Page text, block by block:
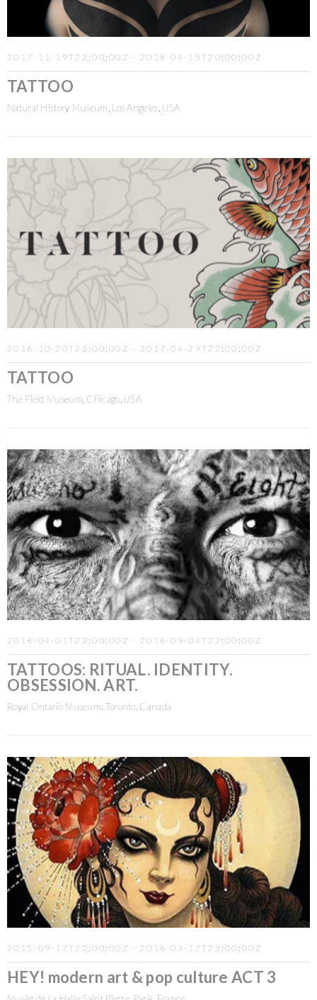
2017-11-19T22:00:00Z - 2018-04-15T20:00:00Z
TATTOO
Natural History Museum, Los Angeles, USA
2016-10-20T22:00:00Z - 2017-04-29T22:00:00Z
TATTOO
The Field Museum, Chicago, USA
2016-04-01T22:00:00Z - 2016-09-04T22:00:00Z
TATTOOS: RITUAL. IDENTITY.
OBSESSION. ART.
Royal Ontario Museum, Toronto, Canada
2015-09-17T22:00:00Z - 2016-03-12T23:00:00Z
HEY! modern art & pop culture ACT 3